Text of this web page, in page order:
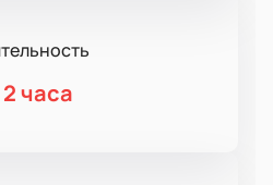
2 часа